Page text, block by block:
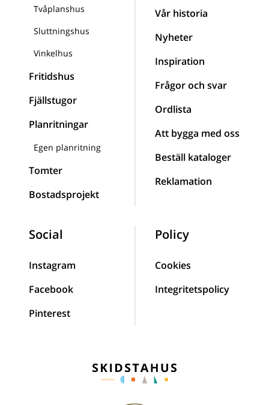
Tvåplanshus
Sluttningshus
Vinkelhus
Fritidshus
Fjällstugor
Planritningar
Egen planritning
Tomter
Bostadsprojekt
Vår historia
Nyheter
Inspiration
Frågor och svar
Ordlista
Att bygga med oss
Beställ kataloger
Reklamation
Social
Instagram
Facebook
Pinterest
Policy
Cookies
Integritetspolicy